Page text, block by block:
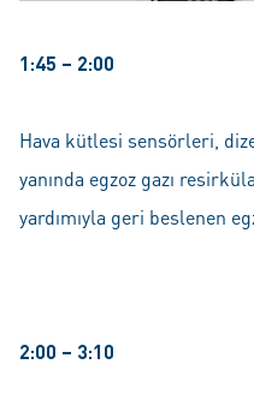
1:45 – 2:00
Hava kütlesi sensörleri,
yanında egzoz gazı
yardımıyla geri beslenen
2:00 – 3:10